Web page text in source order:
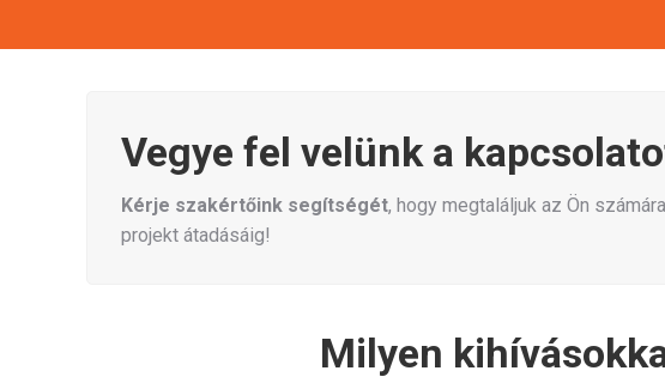
Vegye fel velünk a
Kérje szakértőink segítségét, hogy megtaláljuk az Ön
projekt átadásáig!
Milyen